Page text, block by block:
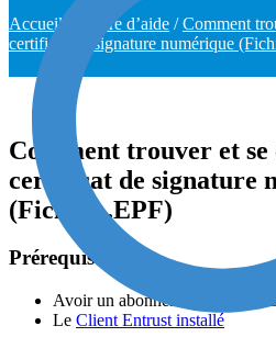
Accueil Centre d’aide /Comment
certificat de signature numérique
Comment trouver et
certificat de signature
(Fichier .EPF)
Prérequis
Avoir un abonnement CertifiO
Le Client Entrust installé